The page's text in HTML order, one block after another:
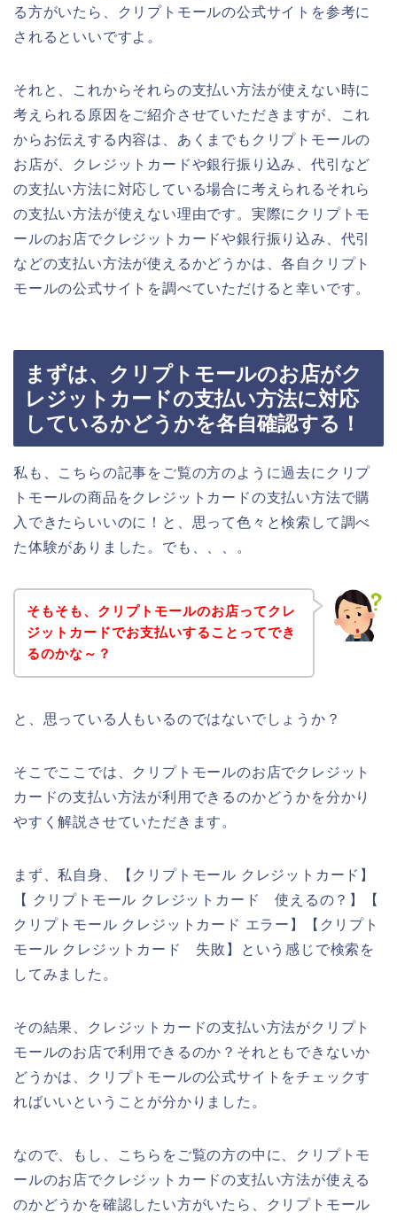
る方がいたら、クリプトモールの公式サイトを参考に
されるといいですよ。
それと、これからそれらの支払い方法が使えない時に
考えられる原因をご紹介させていただきますが、これ
からお伝えする内容は、あくまでもクリプトモールの
お店が、クレジットカードや銀行振り込み、代引など
の支払い方法に対応している場合に考えられるそれら
の支払い方法が使えない理由です。実際にクリプトモ
ールのお店でクレジットカードや銀行振り込み、代引
などの支払い方法が使えるかどうかは、各自クリプト
モールの公式サイトを調べていただけると幸いです。
まずは、クリプトモールのお店がク
レジットカードの支払い方法に対応
しているかどうかを各自確認する！
私も、こちらの記事をご覧の方のように過去にクリプ
トモールの商品をクレジットカードの支払い方法で購
入できたらいいのに！と、思って色々と検索して調べ
た体験がありました。でも、、、。
そもそも、クリプトモールのお店ってクレ
ジットカードでお支払いすることってでき
るのかな～？
と、思っている人もいるのではないでしょうか？
そこでここでは、クリプトモールのお店でクレジット
カードの支払い方法が利用できるのかどうかを分かり
やすく解説させていただきます。
まず、私自身、【クリプトモール クレジットカード】
【 クリプトモール クレジットカード 使えるの？】【
クリプトモール クレジットカード エラー】【クリプト
モール クレジットカード 失敗】という感じで検索を
してみました。
その結果、クレジットカードの支払い方法がクリプト
モールのお店で利用できるのか？それともできないか
どうかは、クリプトモールの公式サイトをチェックす
ればいいということが分かりました。
なので、もし、こちらをご覧の方の中に、クリプトモ
ールのお店でクレジットカードの支払い方法が使える
のかどうかを確認したい方がいたら、クリプトモール